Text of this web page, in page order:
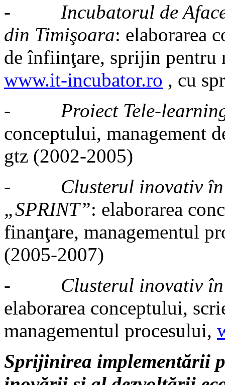
- Incubatorul de
din Timişoara: elaborarea
de înfiinţare, sprijin pentru
www.it-incubator.ro , cu
- Proiect Tele-
conceptului, management
gtz (2002-2005)
- Clusterul inovativ
„SPRINT”: elaborarea
finanţare, managementul
(2005-2007)
- Clusterul inovativ
elaborarea conceptului,
managementul procesului,
Sprijinirea implementării